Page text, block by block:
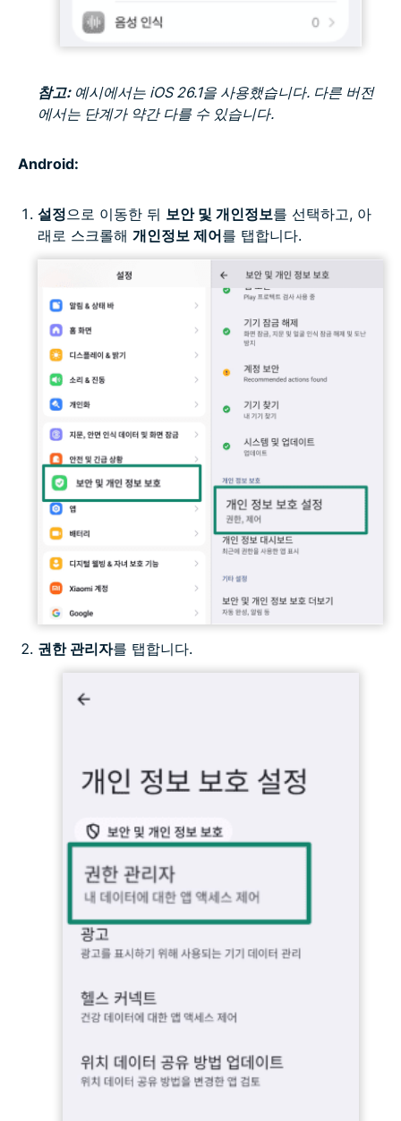
참고:예시에서는 iOS 26.1을 사용했습니다. 다른 버전
에서는 단계가 약간 다를 수 있습니다.
Android:
설정으로 이동한 뒤 보안 및 개인정보를 선택하고, 아
래로 스크롤해 개인정보 제어를 탭합니다.
권한 관리자를 탭합니다.